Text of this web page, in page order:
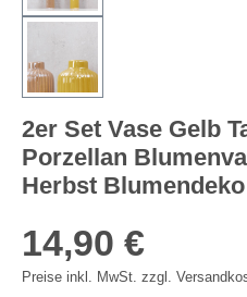
2er Set Vase Gelb
Porzellan
Herbst Blumendeko
14,90 €
Preise inkl. MwSt. zzgl.